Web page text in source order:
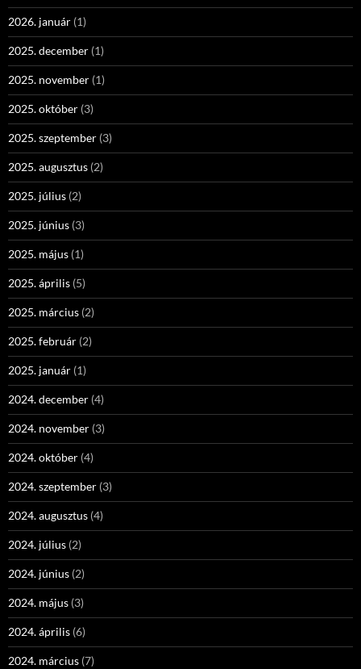
2026. január (1)
2025. december (1)
2025. november (1)
2025. október (3)
2025. szeptember (3)
2025. augusztus (2)
2025. július (2)
2025. június (3)
2025. május (1)
2025. április (5)
2025. március (2)
2025. február (2)
2025. január (1)
2024. december (4)
2024. november (3)
2024. október (4)
2024. szeptember (3)
2024. augusztus (4)
2024. július (2)
2024. június (2)
2024. május (3)
2024. április (6)
2024. március (7)